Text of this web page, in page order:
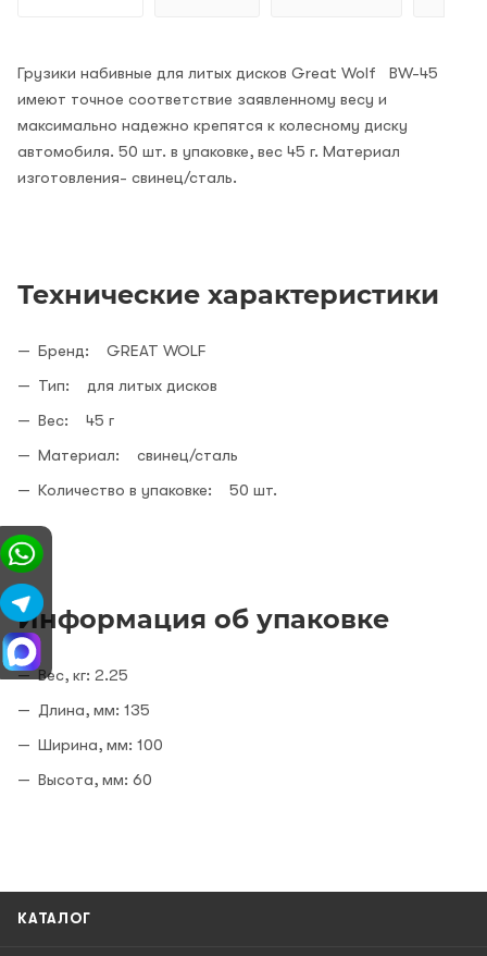
Грузики набивные для литых дисков Great Wolf BW-45
имеют точное соответствие заявленному весу и
максимально надежно крепятся к колесному диску
автомобиля. 50 шт. в упаковке, вес 45 г. Материал
изготовления- свинец/сталь.
Технические характеристики
Бренд: GREAT WOLF
Тип: для литых дисков
Вес: 45 г
Материал: свинец/сталь
Количество в упаковке: 50 шт.
Информация об упаковке
Вес, кг: 2.25
Длина, мм: 135
Ширина, мм: 100
Высота, мм: 60
КАТАЛОГ